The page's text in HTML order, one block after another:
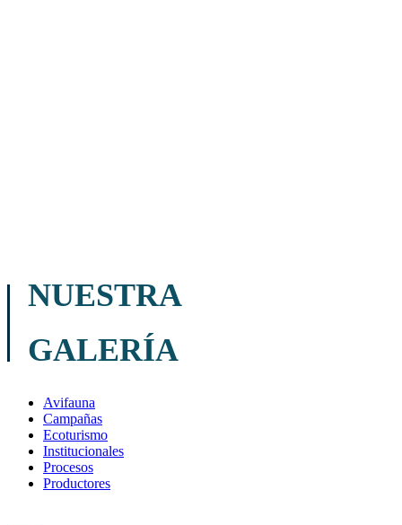
NUESTRA
GALERÍA
Avifauna
Campañas
Ecoturismo
Institucionales
Procesos
Productores